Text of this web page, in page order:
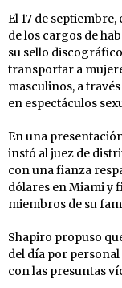
El 17 de
de los cargos de
su sello
transportar a
masculinos, a
en espectáculos
En una
instó al juez de
con una fianza
dólares en Miami y
miembros de su
Shapiro propuso
del día por
con las presuntas